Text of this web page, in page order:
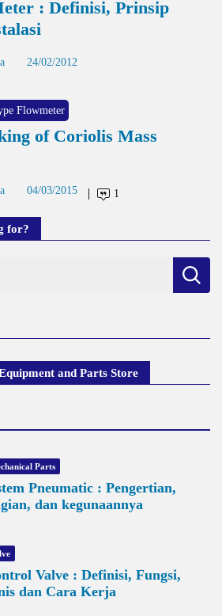
: Definisi, Prinsip
24/02/2012
Flowmeter
of Coriolis Mass
04/03/2015 1
for?
and Parts Store
Parts
Pneumatic : Pengertian,
dan kegunaannya
Valve : Definisi, Fungsi,
dan Cara Kerja